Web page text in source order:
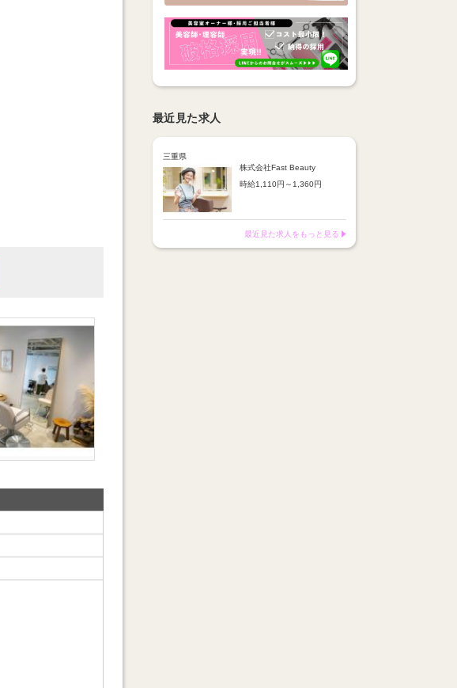
最近見た求人
三重県
株式会社Fast Beauty
時給1,110円～1,360円
【手当】
最近見た求人をもっと見る